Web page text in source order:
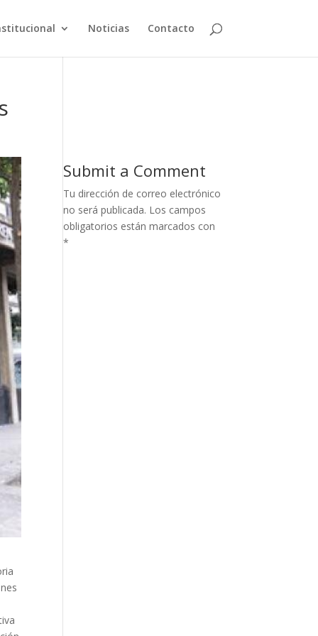
Noticias Contacto
Submit a Comment
Tu dirección de correo electrónico
no será publicada. Los campos
obligatorios están marcados con
*